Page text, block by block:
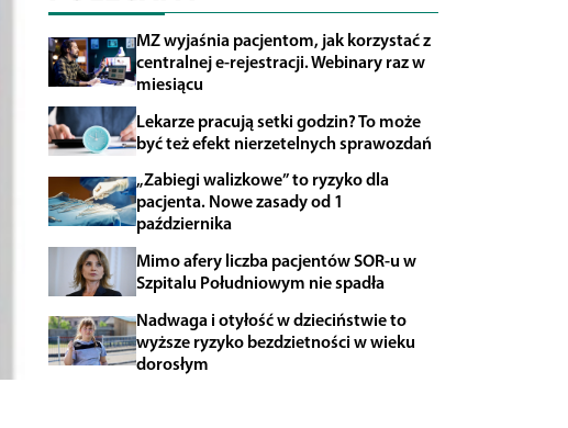
MZ wyjaśnia pacjentom, jak korzystać z
centralnej e-rejestracji. Webinary raz w
miesiącu
Lekarze pracują setki godzin? To może
być też efekt nierzetelnych sprawozdań
„Zabiegi walizkowe” to ryzyko dla
pacjenta. Nowe zasady od 1
października
Mimo afery liczba pacjentów SOR-u w
Szpitalu Południowym nie spadła
Nadwaga i otyłość w dzieciństwie to
wyższe ryzyko bezdzietności w wieku
dorosłym